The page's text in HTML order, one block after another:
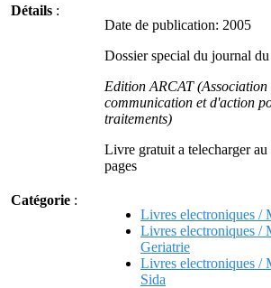
Détails :
Date de publication: 2005
Dossier special du journal du
Edition ARCAT (Association
communication et d'action
traitements)
Livre gratuit a telecharger
pages
Catégorie :
Livres electroniques /
Livres electroniques /
Geriatrie
Livres electroniques /
Sida